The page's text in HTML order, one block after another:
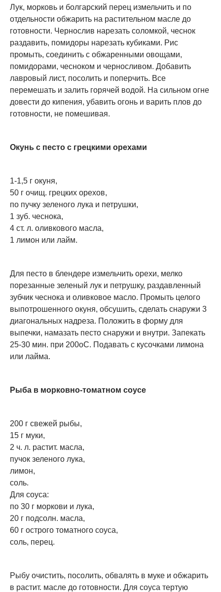
Лук, морковь и болгарский перец измельчить и по
отдельности обжарить на растительном масле до
готовности. Чернослив нарезать соломкой, чеснок
раздавить, помидоры нарезать кубиками. Рис
промыть, соединить с обжаренными овощами,
помидорами, чесноком и черносливом. Добавить
лавровый лист, посолить и поперчить. Все
перемешать и залить горячей водой. На сильном огне
довести до кипения, убавить огонь и варить плов до
готовности, не помешивая.
Окунь с песто с грецкими орехами
1-1,5 г окуня,
50 г очищ. грецких орехов,
по пучку зеленого лука и петрушки,
1 зуб. чеснока,
4 ст. л. оливкового масла,
1 лимон или лайм.
Для песто в блендере измельчить орехи, мелко
порезанные зеленый лук и петрушку, раздавленный
зубчик чеснока и оливковое масло. Промыть целого
выпотрошенного окуня, обсушить, сделать снаружи 3
диагональных надреза. Положить в форму для
выпечки, намазать песто снаружи и внутри. Запекать
25-30 мин. при 200оС. Подавать с кусочками лимона
или лайма.
Рыба в морковно-томатном соусе
200 г свежей рыбы,
15 г муки,
2 ч. л. растит. масла,
пучок зеленого лука,
лимон,
соль.
Для соуса:
по 30 г моркови и лука,
20 г подсолн. масла,
60 г острого томатного соуса,
соль, перец.
Рыбу очистить, посолить, обвалять в муке и обжарить
в растит. масле до готовности. Для соуса тертую